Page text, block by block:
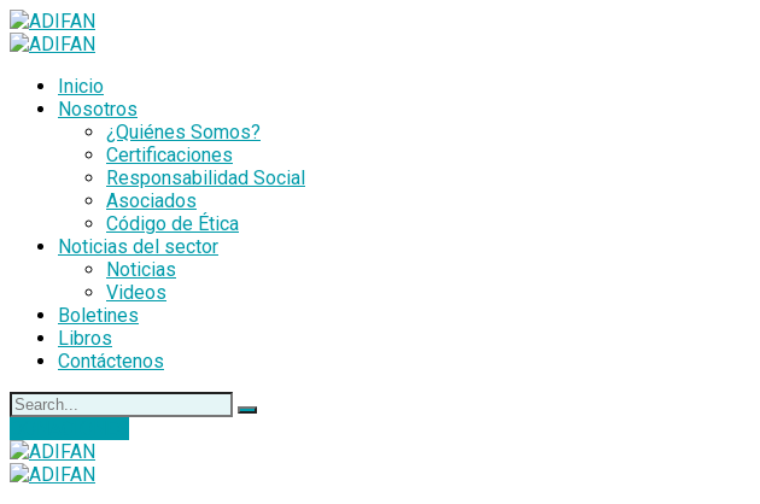
Inicio
Nosotros
¿Quiénes Somos?
Certificaciones
Responsabilidad Social
Asociados
Código de Ética
Noticias del sector
Noticias
Videos
Boletines
Libros
Contáctenos